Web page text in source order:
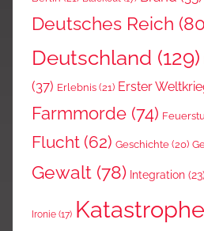
Deutsches Reich
Deutschland (129)
(37) Erlebnis (21) Erster
Farmmorde (74)
Flucht (62) Geschichte (20)
Gewalt (78) Integration
Ironie (17) Katastrophe